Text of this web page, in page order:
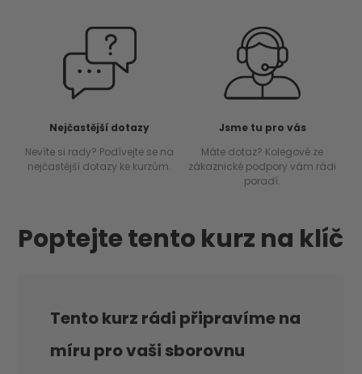
Nejčastější dotazy
Nevíte si rady? Podívejte se na
nejčastější dotazy ke kurzům.
Jsme tu pro vás
Máte dotaz? Kolegové ze
zákaznické podpory vám rádi
poradí.
Poptejte tento kurz na klíč
Tento kurz rádi připravíme na
míru pro vaši sborovnu